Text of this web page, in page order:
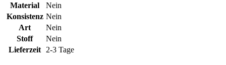
Material
Nein
Konsistenz Nein
Art
Nein
Stoff
Nein
Lieferzeit
2-3 Tage